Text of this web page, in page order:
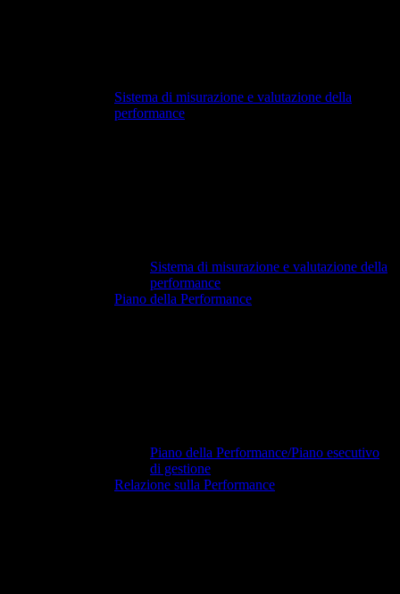
Sistema di misurazione e valutazione della
performance
Sistema di misurazione e valutazione della
performance
Piano della Performance
Piano della Performance/Piano esecutivo
di gestione
Relazione sulla Performance